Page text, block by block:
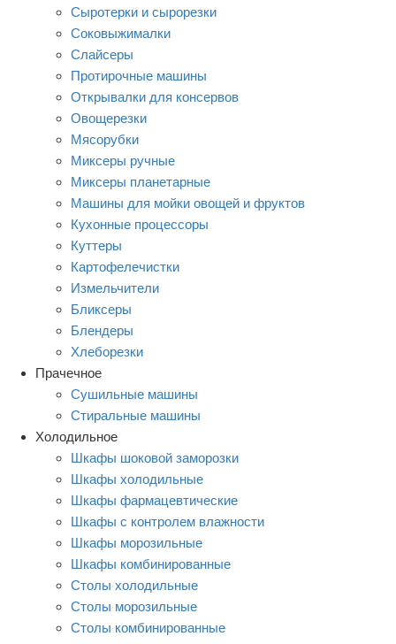
Сыротерки и сырорезки
Соковыжималки
Слайсеры
Протирочные машины
Открывалки для консервов
Овощерезки
Мясорубки
Миксеры ручные
Миксеры планетарные
Машины для мойки овощей и фруктов
Кухонные процессоры
Куттеры
Картофелечистки
Измельчители
Бликсеры
Блендеры
Хлеборезки
Прачечное
Сушильные машины
Стиральные машины
Холодильное
Шкафы шоковой заморозки
Шкафы холодильные
Шкафы фармацевтические
Шкафы с контролем влажности
Шкафы морозильные
Шкафы комбинированные
Столы холодильные
Столы морозильные
Столы комбинированные